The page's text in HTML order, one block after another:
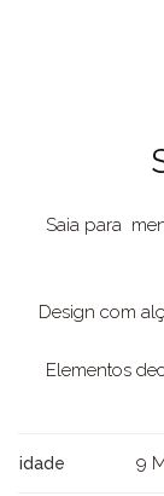
Saia para
Design com
Elementos
idade 9